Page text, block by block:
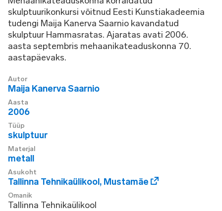
skulptuurikonkursi võitnud Eesti Kunstiakadeemia
tudengi Maija Kanerva Saarnio kavandatud
skulptuur Hammasratas. Ajaratas avati 2006.
aasta septembris mehaanikateaduskonna 70.
aastapäevaks.
Autor
Maija Kanerva Saarnio
Aasta
2006
Tüüp
skulptuur
Materjal
metall
Asukoht
Tallinna Tehnikaülikool, Mustamäe
Omanik
Tallinna Tehnikaülikool